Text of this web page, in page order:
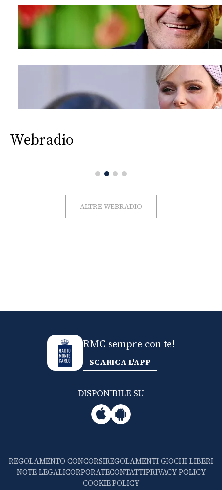
Webradio
ALTRE WEBRADIO
RMC sempre con te!
SCARICA L'APP
DISPONIBILE SU
REGOLAMENTO CONCORSIREGOLAMENTI GIOCHI LIBERI
NOTE LEGALICORPORATECONTATTIPRIVACY POLICY
COOKIE POLICY